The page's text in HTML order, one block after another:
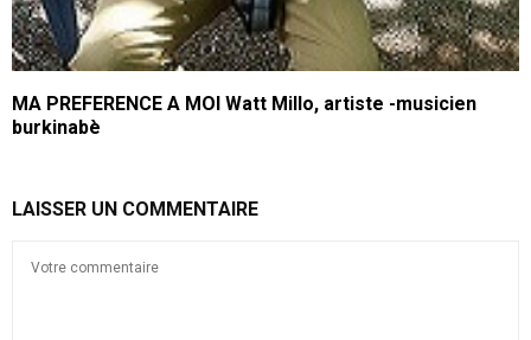
MA PREFERENCE A MOI Watt Millo, artiste -musicien
burkinabè
LAISSER UN COMMENTAIRE